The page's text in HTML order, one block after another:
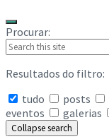
Procurar:
Resultados do filtro:
tudo
posts
eventos
galerias
Collapse search